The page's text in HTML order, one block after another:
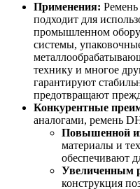
Применения:
подходит для
промышленном
системы,
технику и многое
гарантируют
предотвращают
Конкурентные
аналогами, ремень
Повышенной
материалы и
обеспечивают
Увеличенным
конструкция